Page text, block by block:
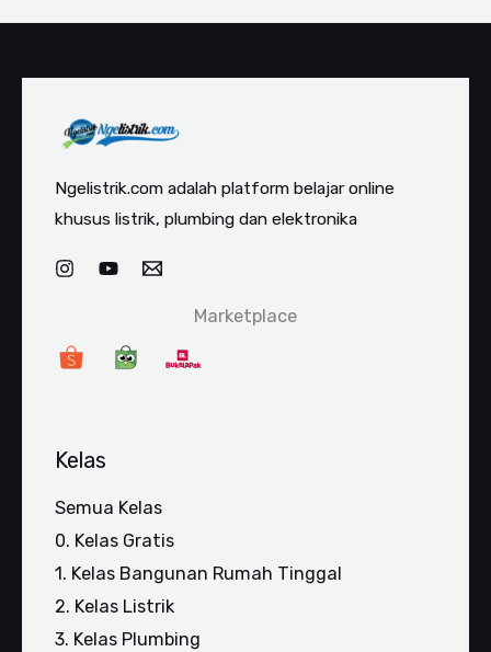
Ngelistrik.com adalah platform belajar online
khusus listrik, plumbing dan elektronika
Marketplace
Kelas
Semua Kelas
0. Kelas Gratis
1. Kelas Bangunan Rumah Tinggal
2. Kelas Listrik
3. Kelas Plumbing